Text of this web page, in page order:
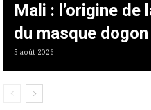
Mali : l’origine
du masque dogon
5 août 2026